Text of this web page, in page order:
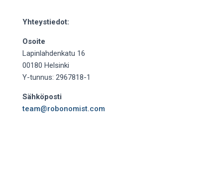
Yhteystiedot:
Osoite
Lapinlahdenkatu 16
00180 Helsinki
Y-tunnus: 2967818-1
Sähköposti
team@robonomist.com